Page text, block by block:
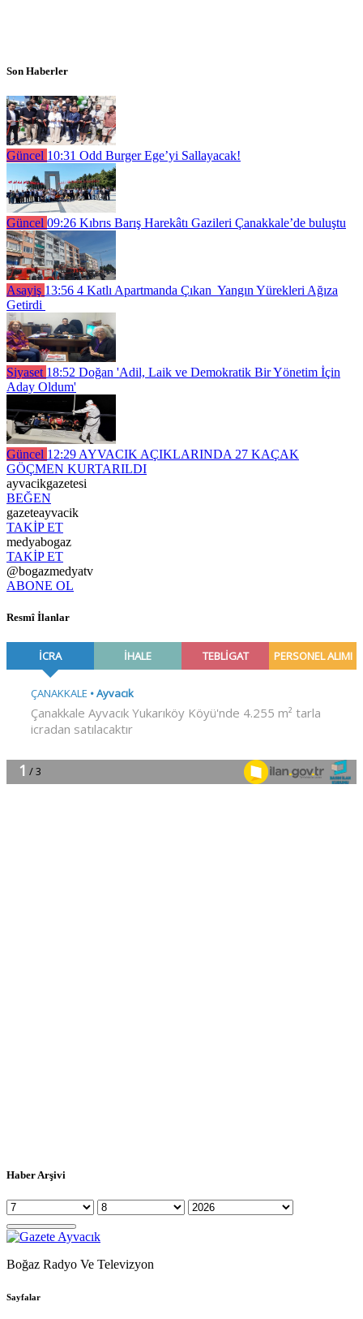
Son Haberler
Güncel 10:31 Odd Burger Ege’yi Sallayacak!
Güncel 09:26 Kıbrıs Barış Harekâtı Gazileri Çanakkale’de buluştu
Asayiş 13:56 4 Katlı Apartmanda Çıkan Yangın Yürekleri Ağıza
Getirdi
Siyaset 18:52 Doğan 'Adil, Laik ve Demokratik Bir Yönetim İçin
Aday Oldum'
Güncel 12:29 AYVACIK AÇIKLARINDA 27 KAÇAK
GÖÇMEN KURTARILDI
ayvacikgazetesi
BEĞEN
gazeteayvacik
TAKİP ET
medyabogaz
TAKİP ET
@bogazmedyatv
ABONE OL
Resmî İlanlar
Haber Arşivi
Boğaz Radyo Ve Televizyon
Sayfalar